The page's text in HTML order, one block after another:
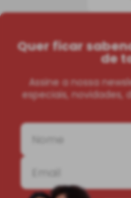
Quer ficar
de
Assine a nossa
especiais, novidades,